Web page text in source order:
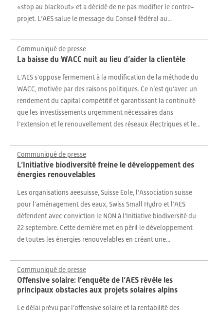
«stop au blackout» et a décidé de ne pas modifier le contre-
projet. L’AES salue le message du Conseil fédéral au...
Communiqué de presse
La baisse du WACC nuit au lieu d’aider la clientèle
L’AES s’oppose fermement à la modification de la méthode du
WACC, motivée par des raisons politiques. Ce n’est qu’avec un
rendement du capital compétitif et garantissant la continuité
que les investissements urgemment nécessaires dans
l’extension et le renouvellement des réseaux électriques et le...
Communiqué de presse
L’Initiative biodiversité freine le développement des
énergies renouvelables
Les organisations aeesuisse, Suisse Eole, l’Association suisse
pour l’aménagement des eaux, Swiss Small Hydro et l’AES
défendent avec conviction le NON à l’Initiative biodiversité du
22 septembre. Cette dernière met en péril le développement
de toutes les énergies renouvelables en créant une...
Communiqué de presse
Offensive solaire: l’enquête de l’AES révèle les
principaux obstacles aux projets solaires alpins
Le délai prévu par l’offensive solaire et la rentabilité des